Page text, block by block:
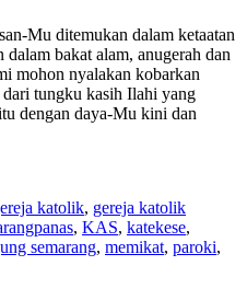
Mu ditemukan dalam ketaatan
bakat alam, anugerah dan
mohon nyalakan kobarkan
tungku kasih Ilahi yang
dengan daya-Mu kini dan
katolik, gereja katolik
, KAS, katekese,
semarang, memikat, paroki,